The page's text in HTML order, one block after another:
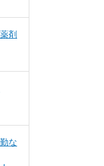
剤
な